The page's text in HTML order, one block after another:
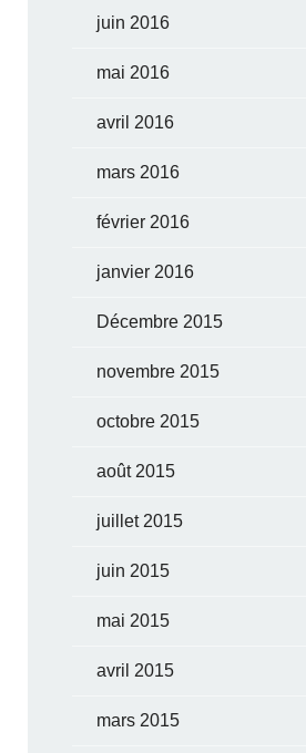
juin 2016
mai 2016
avril 2016
mars 2016
février 2016
janvier 2016
Décembre 2015
novembre 2015
octobre 2015
août 2015
juillet 2015
juin 2015
mai 2015
avril 2015
mars 2015